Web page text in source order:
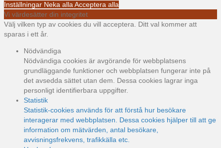
Inställningar Neka alla Acceptera alla
Vi värdesätter din integritet
Välj vilken typ av cookies du vill acceptera. Ditt val kommer att
sparas i ett år.
Nödvändiga
Nödvändiga cookies är avgörande för webbplatsens
grundläggande funktioner och webbplatsen fungerar inte på
det avsedda sättet utan dem. Dessa cookies lagrar inga
personligt identifierbara uppgifter.
Statistik
Statistik-cookies används för att förstå hur besökare
interagerar med webbplatsen. Dessa cookies hjälper till att ge
information om mätvärden, antal besökare,
avvisningsfrekvens, trafikkälla etc.